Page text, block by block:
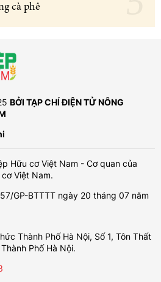
cà phê
BỞI TẠP CHÍ ĐIỆN TỬ NÔNG
Hữu cơ Việt Nam - Cơ quan của
Việt Nam.
GP-BTTTT ngày 20 tháng 07 năm
Thành Phố Hà Nội, Số 1, Tôn Thất
Phố Hà Nội.